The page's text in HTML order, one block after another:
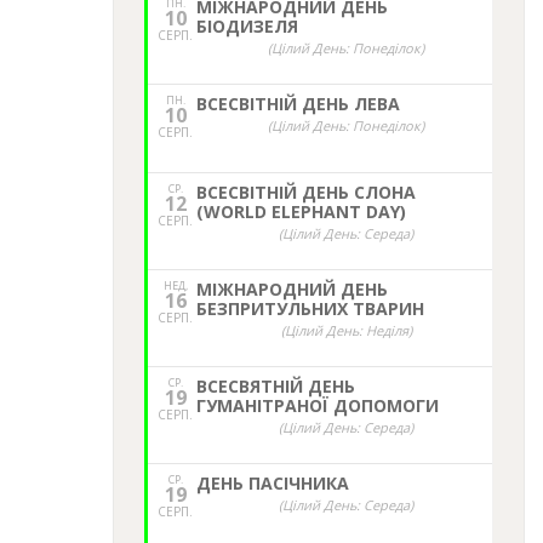
10
СЕРП.
МІЖНАРОДНИЙ ДЕНЬ
БІОДИЗЕЛЯ
(Цілий День: Понеділок)
ПН.
10
СЕРП.
ВСЕСВІТНІЙ ДЕНЬ ЛЕВА
(Цілий День: Понеділок)
СР.
12
СЕРП.
ВСЕСВІТНІЙ ДЕНЬ СЛОНА
(WORLD ELEPHANT DAY)
(Цілий День: Середа)
НЕД,
16
СЕРП.
МІЖНАРОДНИЙ ДЕНЬ
БЕЗПРИТУЛЬНИХ ТВАРИН
(Цілий День: Неділя)
СР.
19
СЕРП.
ВСЕСВЯТНІЙ ДЕНЬ
ГУМАНІТРАНОЇ ДОПОМОГИ
(Цілий День: Середа)
СР.
19
СЕРП.
ДЕНЬ ПАСІЧНИКА
(Цілий День: Середа)